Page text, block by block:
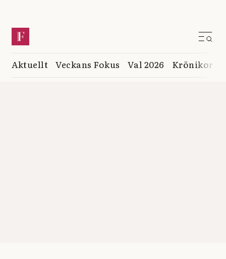
Aktuellt Veckans Fokus Val 2026 Krönikor